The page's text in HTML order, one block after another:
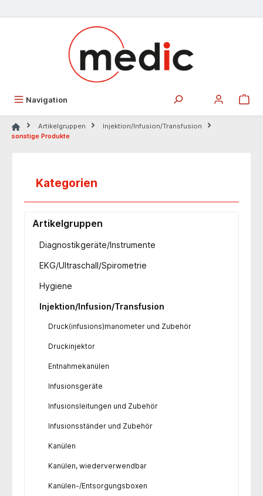
Navigation
Artikelgruppen
Injektion/Infusion/Transfusion
sonstige Produkte
Kategorien
Artikelgruppen
Diagnostikgeräte/Instrumente
EKG/Ultraschall/Spirometrie
Hygiene
Injektion/Infusion/Transfusion
Druck(infusions)manometer und Zubehör
Druckinjektor
Entnahmekanülen
Infusionsgeräte
Infusionsleitungen und Zubehör
Infusionsständer und Zubehör
Kanülen
Kanülen, wiederverwendbar
Kanülen-/Entsorgungsboxen